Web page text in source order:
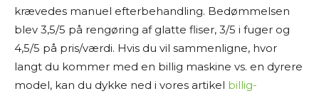
krævedes manuel efterbehandling. Bedømmelsen
blev 3,5/5 på rengøring af glatte fliser, 3/5 i fuger og
4,5/5 på pris/værdi. Hvis du vil sammenligne, hvor
langt du kommer med en billig maskine vs. en dyrere
model, kan du dykke ned i vores artikel billig-